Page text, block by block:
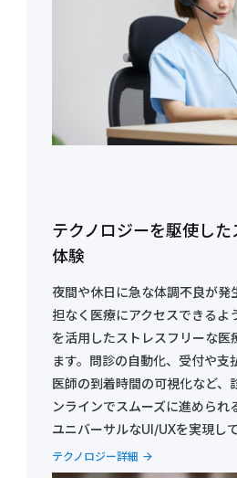
テクノロジーを駆使し
体験
夜間や休日に急な体調不良が発
担なく医療にアクセスできるよ
を活用したストレスフリーな医
ます。問診の自動化、受付や支
医師の到着時間の可視化など、
ンラインでスムーズに進められ
ユニバーサルなUI/UXを実現して
テクノロジー詳細